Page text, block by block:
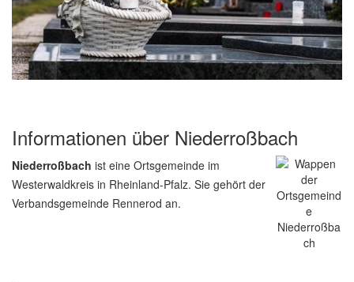
Informationen über Niederroßbach
Niederroßbach ist eine Ortsgemeinde im
Westerwaldkreis in Rheinland-Pfalz. Sie gehört der
Verbandsgemeinde Rennerod an.